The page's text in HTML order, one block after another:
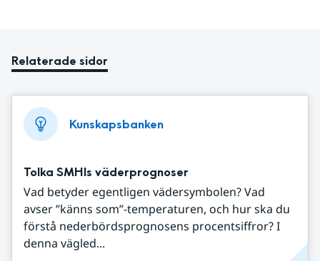
Relaterade sidor
Kunskapsbanken
Tolka SMHIs väderprognoser
Vad betyder egentligen vädersymbolen? Vad
avser ”känns som”-temperaturen, och hur ska du
förstå nederbördsprognosens procentsiffror? I
denna vägled...